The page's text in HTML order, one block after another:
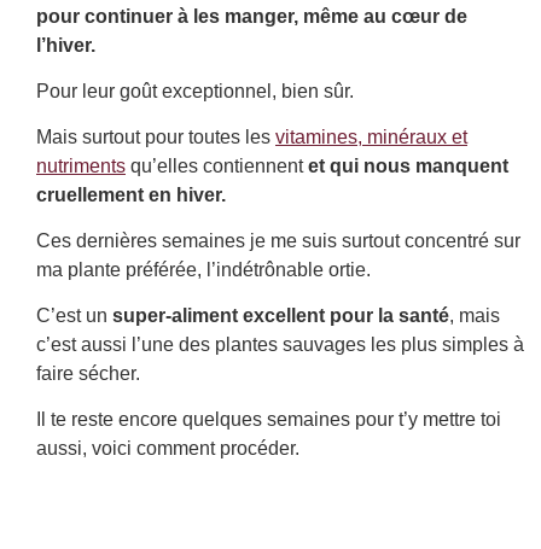
pour continuer à les manger, même au cœur de
l’hiver.
Pour leur goût exceptionnel, bien sûr.
Mais surtout pour toutes les vitamines, minéraux et
nutriments qu’elles contiennentet qui nous manquent
cruellement en hiver.
Ces dernières semaines je me suis surtout concentré sur
ma plante préférée, l’indétrônable ortie.
C’est un super-aliment excellent pour la santé, mais
c’est aussi l’une des plantes sauvages les plus simples à
faire sécher.
Il te reste encore quelques semaines pour t’y mettre toi
aussi, voici comment procéder.